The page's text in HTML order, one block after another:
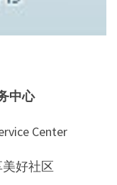
中心
Center
好社区